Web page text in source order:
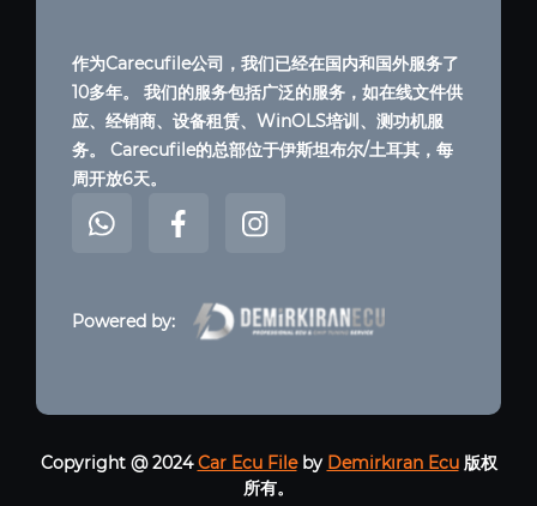
作为Carecufile公司，我们已经在国内和国外服务了
10多年。 我们的服务包括广泛的服务，如在线文件供
应、经销商、设备租赁、WinOLS培训、测功机服
务。 Carecufile的总部位于伊斯坦布尔/土耳其，每
周开放6天。
Powered by:
Copyright @ 2024Car Ecu Fileby Demirkıran Ecu版权
所有。